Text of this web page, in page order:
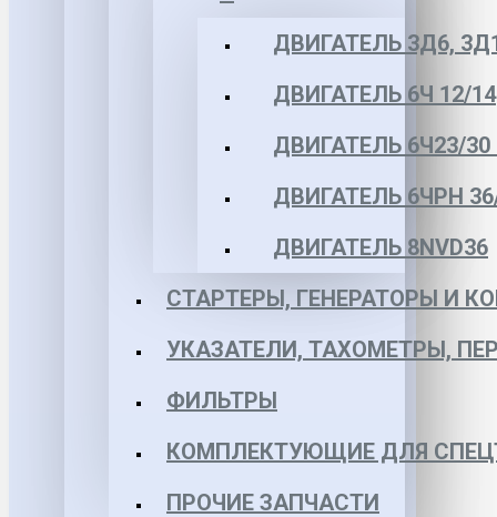
ДВИГАТЕЛЬ 3Д6,
ДВИГАТЕЛЬ 6Ч 12/14
ДВИГАТЕЛЬ 6Ч23/30
ДВИГАТЕЛЬ 6ЧРН
ДВИГАТЕЛЬ 8NVD36
СТАРТЕРЫ, ГЕНЕРАТОРЫ И
УКАЗАТЕЛИ, ТАХОМЕТРЫ,
ФИЛЬТРЫ
КОМПЛЕКТУЮЩИЕ ДЛЯ
ПРОЧИЕ ЗАПЧАСТИ